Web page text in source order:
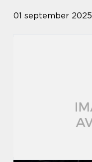
01 september 2025